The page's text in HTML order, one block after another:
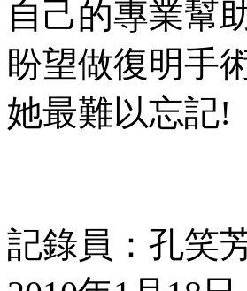
自己的專業幫
盼望做復明手
她最難以忘記!
記錄員：孔笑